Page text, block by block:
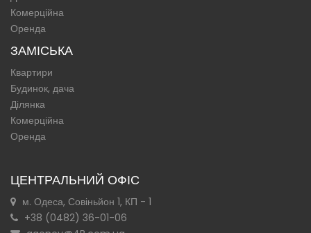
Комерційна
Оренда
ЗАМІСЬКА
Квартири
Будинок, дача
Ділянка
Комерційна
Оренда
ЦЕНТРАЛЬНИЙ ОФІС
м. Одеса, Совіньйон 1, КП - 1
+38 (0482) 36-01-06